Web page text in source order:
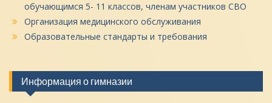
обучающимся 5- 11 классов, членам участников СВО
Организация медицинского обслуживания
Образовательные стандарты и требования
Информация о гимназии